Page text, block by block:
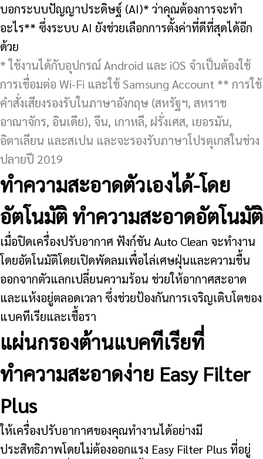
บอกระบบปัญญาประดิษฐ์ (AI)* ว่าคุณต้องการจะทำ
อะไร** ซึ่งระบบ AI ยังช่วยเลือกการตั้งค่าที่ดีที่สุดได้อีก
ด้วย
* ใช้งานได้กับอุปกรณ์ Android และ iOS จำเป็นต้องใช้
การเชื่อมต่อ Wi-Fi และใช้ Samsung Account ** การใช้
คำสั่งเสียงรองรับในภาษาอังกฤษ (สหรัฐฯ, สหราช
อาณาจักร, อินเดีย), จีน, เกาหลี, ฝรั่งเศส, เยอรมัน,
อิตาเลียน และสเปน และจะรองรับภาษาโปรตุเกสในช่วง
ปลายปี 2019
ทำความสะอาดตัวเองได้-โดย
อัตโนมัติ ทำความสะอาดอัตโนมัติ
เมื่อปิดเครื่องปรับอากาศ ฟังก์ชัน Auto Clean จะทำงาน
โดยอัตโนมัติโดยเปิดพัดลมเพื่อไล่เศษฝุ่นและความชื้น
ออกจากตัวแลกเปลี่ยนความร้อน ช่วยให้อากาศสะอาด
และแห้งอยู่ตลอดเวลา ซึ่งช่วยป้องกันการเจริญเติบโตของ
แบคทีเรียและเชื้อรา
แผ่นกรองต้านแบคทีเรียที่
ทำความสะอาดง่าย Easy Filter
Plus
ให้เครื่องปรับอากาศของคุณทำงานได้อย่างมี
ประสิทธิภาพโดยไม่ต้องออกแรง Easy Filter Plus ที่อยู่